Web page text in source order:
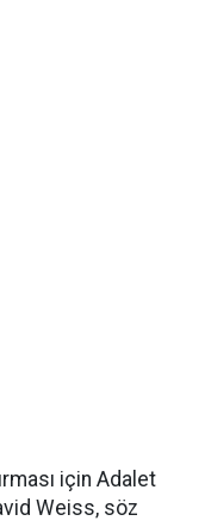
için Adalet
Weiss, söz